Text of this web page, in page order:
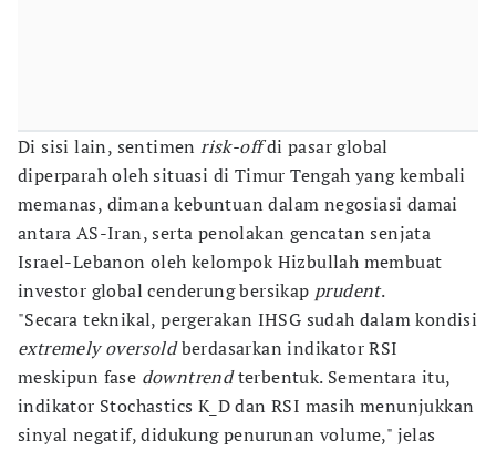
Di sisi lain, sentimenrisk-offdi pasar global
diperparah oleh situasi di Timur Tengah yang kembali
memanas, dimana kebuntuan dalam negosiasi damai
antara AS-Iran, serta penolakan gencatan senjata
Israel-Lebanon oleh kelompok Hizbullah membuat
investor global cenderung bersikap prudent.
"Secara teknikal, pergerakan IHSG sudah dalam kondisi
extremely oversoldberdasarkan indikator RSI
meskipun fase downtrendterbentuk. Sementara itu,
indikator Stochastics K_D dan RSI masih menunjukkan
sinyal negatif, didukung penurunan volume," jelas